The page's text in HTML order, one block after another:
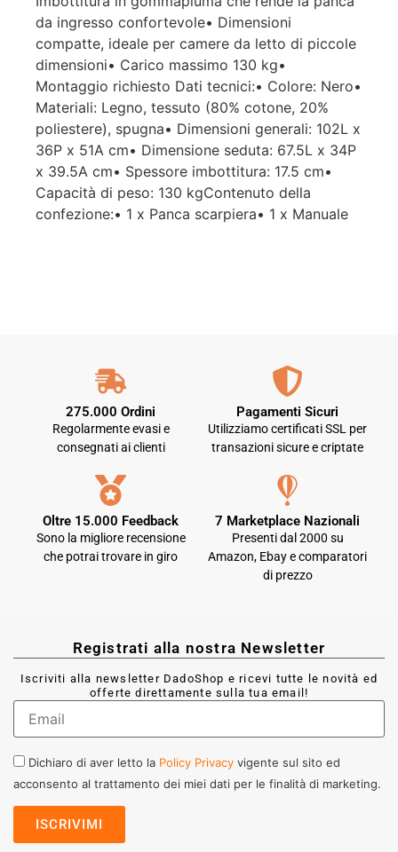
da ingresso confortevole• Dimensioni
compatte, ideale per camere da letto di piccole
dimensioni• Carico massimo 130 kg•
Montaggio richiesto Dati tecnici:• Colore: Nero•
Materiali: Legno, tessuto (80% cotone, 20%
poliestere), spugna• Dimensioni generali: 102L x
36P x 51A cm• Dimensione seduta: 67.5L x 34P
x 39.5A cm• Spessore imbottitura: 17.5 cm•
Capacità di peso: 130 kgContenuto della
confezione:• 1 x Panca scarpiera• 1 x Manuale
275.000 Ordini
Regolarmente evasi e
consegnati ai clienti
Pagamenti Sicuri
Utilizziamo certificati SSL per
transazioni sicure e criptate
Oltre 15.000 Feedback
Sono la migliore recensione
che potrai trovare in giro
7 Marketplace Nazionali
Presenti dal 2000 su
Amazon, Ebay e comparatori
di prezzo
Registrati alla nostra Newsletter
Iscriviti alla newsletter DadoShop e ricevi tutte le novità ed
offerte direttamente sulla tua email!
Dichiaro di aver letto la Policy Privacy vigente sul sito ed
acconsento al trattamento dei miei dati per le finalità di marketing.